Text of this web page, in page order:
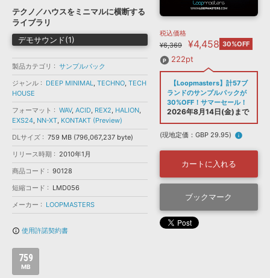
サンプルパック »
ソフトウェア／ツール »
DAW »
効果音 »
BGM »
特集 »
ニュースレター »
SONICWIREブログ »
製品サポート情報 »
DTMガイド »
FAQ »
お問い合わせ »
音楽カード
楽曲配信流通 サービス
無償のサウンド管理ソフト
次世代型 ボーカル・エディタ
APS
SONOCA
ソフト音源 プラグイン・エフェクト
ソフトウェア／ツール DAW 効果音
メーカー
フォーマット
ランキング
テクノ／ハウスをミニマルに横断する
ライブラリ
デモサウンド(1)
製品カテゴリ
サンプルパック
ジャンル
DEEP MINIMAL, TECHNO, TECH
HOUSE
フォーマット
WAV, ACID, REX2, HALION,
EXS24, NN-XT, KONTAKT (Preview)
DLサイズ
759 MB (796,067,237 byte)
リリース時期
2010年1月
商品コード
90128
短縮コード
LMD056
メーカー
LOOPMASTERS
info_outline 使用許諾契約書
759
MB
税込価格
¥6,369
¥4,458 30%OFF
222pt
【Loopmasters】計57ブ
ランドのサンプルパックが
30%OFF！サマーセール！
2026年8月14日(金)まで
(現地定価：GBP 29.95) info
カートに入れる
ブックマーク